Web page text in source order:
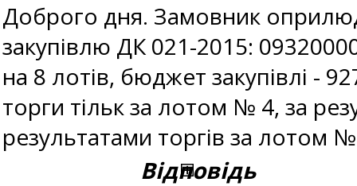
Доброго дня. Замовник
закупівлю ДК 021-2015:
на 8 лотів, бюджет закупівлі -
торги тільк за лотом № 4, за
результатами торгів за лотом
Відповідь